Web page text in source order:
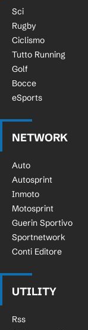
Sci
Rugby
Ciclismo
Tutto Running
Golf
Bocce
eSports
NETWORK
Auto
Autosprint
Inmoto
Motosprint
Guerin Sportivo
Sportnetwork
Conti Editore
UTILITY
Rss